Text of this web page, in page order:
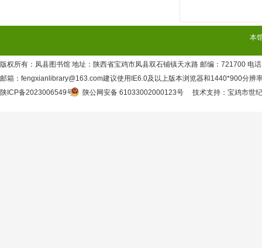
本
版权所有：凤县图书馆 地址：陕西省宝鸡市凤县双石铺镇天水路 邮编：721700 电
邮箱：fengxianlibrary@163.com建议使用IE6.0及以上版本浏览器和1440*900分辨
陕ICP备2023006549号
陕公网安备 61033002000123号 技术支持 ： 宝鸡市世